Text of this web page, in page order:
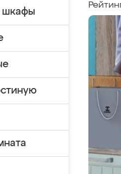
шкафы